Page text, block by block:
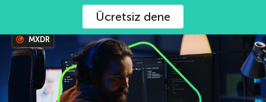
Ücretsiz dene
MXDR